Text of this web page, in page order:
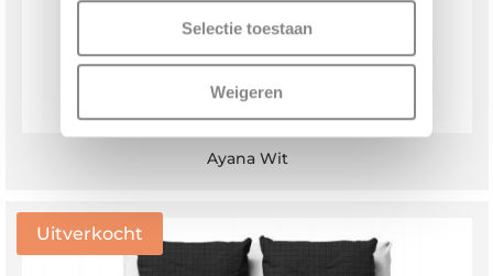
Selectie toestaan
Weigeren
Ayana Wit
Uitverkocht